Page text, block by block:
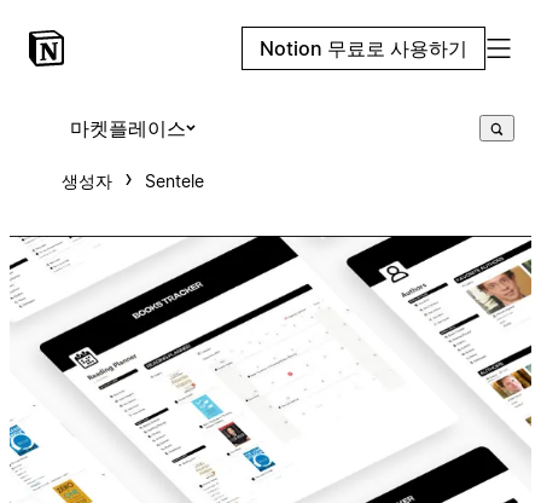
Notion 무료로 사용하기
마켓플레이스
생성자 Sentele